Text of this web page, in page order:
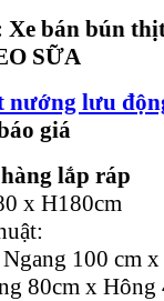
Xe bán bún
SỮA
nướng lưu
giá
lắp ráp
x H180cm
100 cm
80cm x Hông